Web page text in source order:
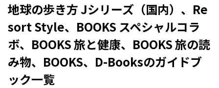
地球の歩き方 Jシリーズ（国内）、Re
sort Style、BOOKS スペシャルコラ
ボ、BOOKS 旅と健康、BOOKS 旅の読
み物、BOOKS、D-Booksのガイドブ
ック一覧